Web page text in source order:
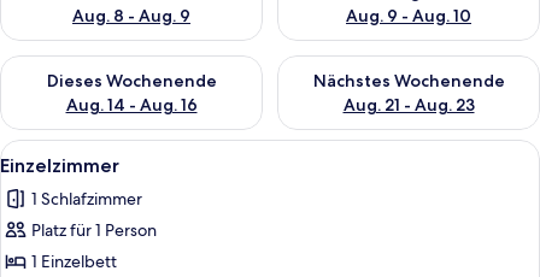
Aug. 8 - Aug. 9
Aug. 9 - Aug. 10
Dieses Wochenende
Aug. 14 - Aug. 16
Überprüfe die Verfügbarkeit für dieses Wochenende, Aug. 14
Nächstes Wochenende
Aug. 21 - Aug. 23
Überprüfe die Verfügbarkeit
Alle
Fotos
für
Einzelzimmer
anzeigen
Ein Schlafzimmer mit
4
Einzelzimmer
1 Schlafzimmer
Platz für 1 Person
1 Einzelbett